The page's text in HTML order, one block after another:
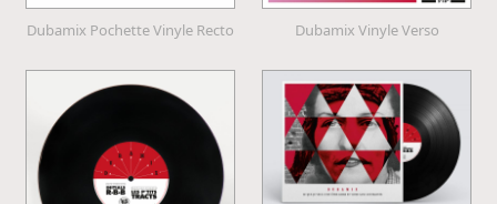
Dubamix Pochette Vinyle Recto Dubamix Vinyle Verso